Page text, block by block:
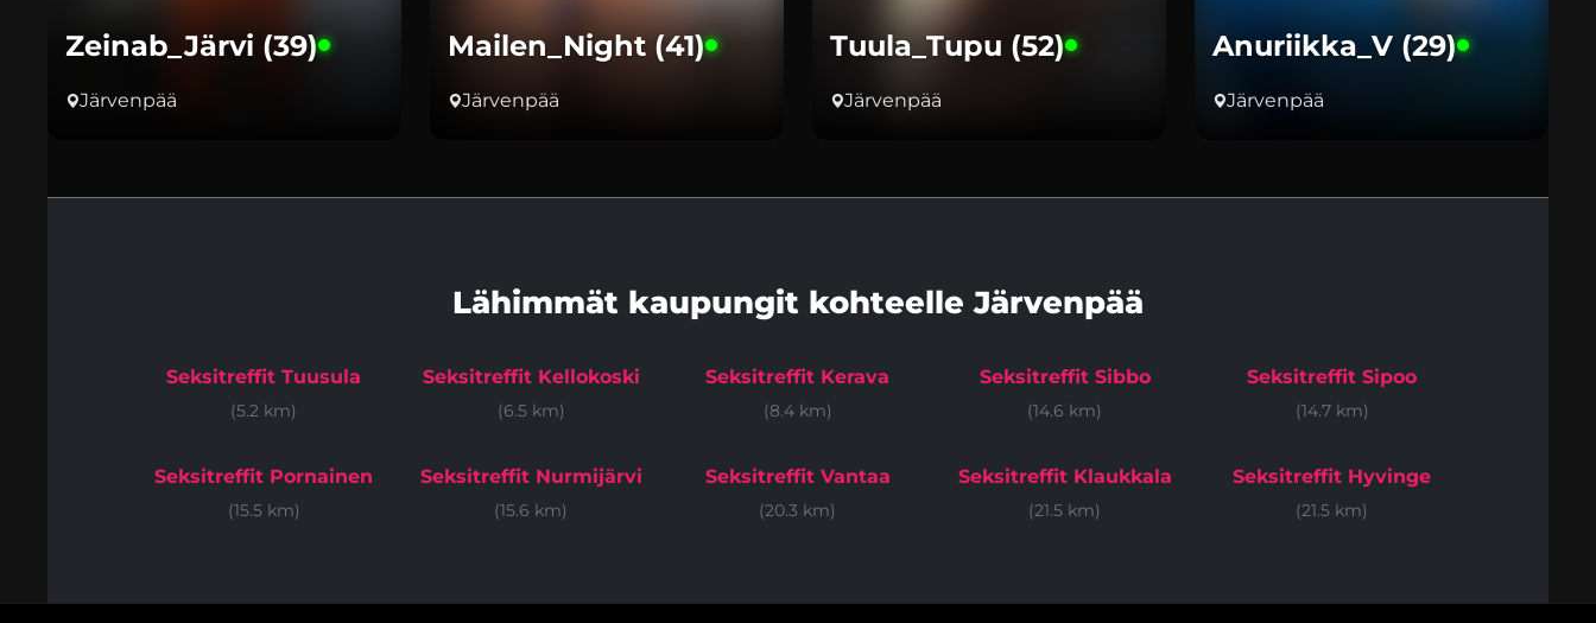
Zeinab_Järvi (39)
Järvenpää
Mailen_Night (41)
Järvenpää
Tuula_Tupu (52)
Järvenpää
Anuriikka_V (29)
Järvenpää
Lähimmät kaupungit kohteelle Järvenpää
Seksitreffit Tuusula
(5.2 km)
Seksitreffit Kellokoski
(6.5 km)
Seksitreffit Kerava
(8.4 km)
Seksitreffit Sibbo
(14.6 km)
Seksitreffit Sipoo
(14.7 km)
Seksitreffit Pornainen
(15.5 km)
Seksitreffit Nurmijärvi
(15.6 km)
Seksitreffit Vantaa
(20.3 km)
Seksitreffit Klaukkala
(21.5 km)
Seksitreffit Hyvinge
(21.5 km)